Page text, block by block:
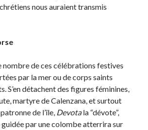
nous auraient transmis
nombre de ces célébrations festives
par la mer ou de corps saints
S’en détachent des figures féminines,
martyre de Calenzana, et surtout
de l’île, Devotala “dévote”,
par une colombe atterrira sur